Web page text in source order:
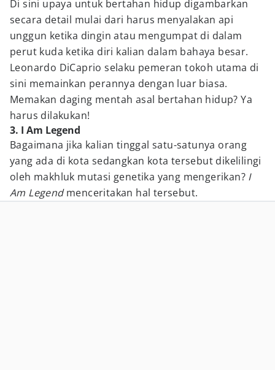
Di sini upaya untuk bertahan hidup digambarkan
secara detail mulai dari harus menyalakan api
unggun ketika dingin atau mengumpat di dalam
perut kuda ketika diri kalian dalam bahaya besar.
Leonardo DiCaprio selaku pemeran tokoh utama di
sini memainkan perannya dengan luar biasa.
Memakan daging mentah asal bertahan hidup? Ya
harus dilakukan!
3. I Am Legend
Bagaimana jika kalian tinggal satu-satunya orang
yang ada di kota sedangkan kota tersebut dikelilingi
oleh makhluk mutasi genetika yang mengerikan? I
Am Legendmenceritakan hal tersebut.